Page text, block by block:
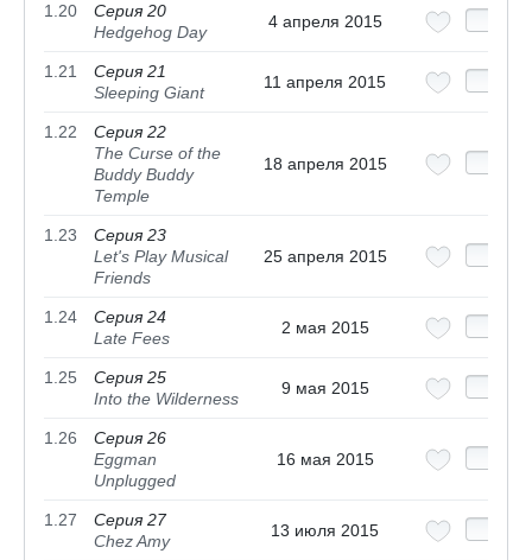
1.20
Серия 20
Hedgehog Day
4 апреля 2015
1.21
Серия 21
Sleeping Giant
11 апреля 2015
1.22
Серия 22
The Curse of the
Buddy Buddy
Temple
18 апреля 2015
1.23
Серия 23
Let's Play Musical
Friends
25 апреля 2015
1.24
Серия 24
Late Fees
2 мая 2015
1.25
Серия 25
Into the Wilderness
9 мая 2015
1.26
Серия 26
Eggman
Unplugged
16 мая 2015
1.27
Серия 27
Chez Amy
13 июля 2015